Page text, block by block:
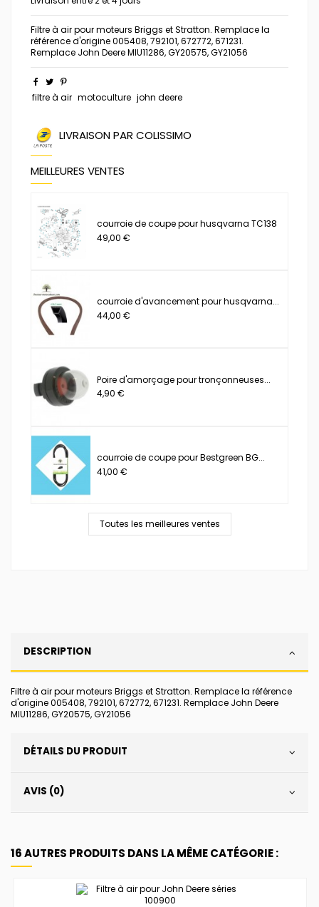
Filtre à air pour moteurs Briggs et Stratton. Remplace la
référence d'origine 005408, 792101, 672772, 671231.
Remplace John Deere MIU11286, GY20575, GY21056
filtre à air motoculture john deere
LIVRAISON PAR COLISSIMO
MEILLEURES VENTES
courroie de coupe pour husqvarna TC138
49,00 €
courroie d'avancement pour husqvarna...
44,00 €
Poire d'amorçage pour tronçonneuses...
4,90 €
courroie de coupe pour Bestgreen BG...
41,00 €
Toutes les meilleures ventes
DESCRIPTION
Filtre à air pour moteurs Briggs et Stratton. Remplace la référence
d'origine 005408, 792101, 672772, 671231. Remplace John Deere
MIU11286, GY20575, GY21056
DÉTAILS DU PRODUIT
AVIS (0)
16 AUTRES PRODUITS DANS LA MÊME CATÉGORIE :